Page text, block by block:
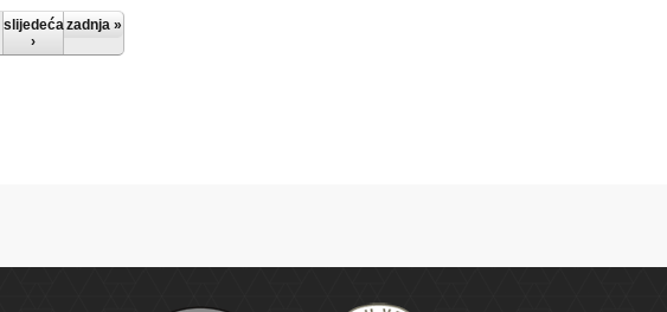
slijedeća
›
zadnja »